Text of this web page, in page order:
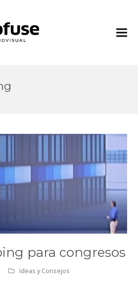
para congresos
Ideas y Consejos